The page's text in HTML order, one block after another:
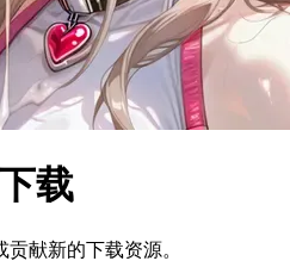
载
献新的下载资源。